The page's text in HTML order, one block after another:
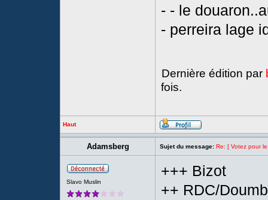
- - le
- perreira lage
Dernière édition par
fois.
Haut
Adamsberg Sujet du message: Re: [ Votez pour
Slavo Muslin
+++ Bizot
++ RDC/